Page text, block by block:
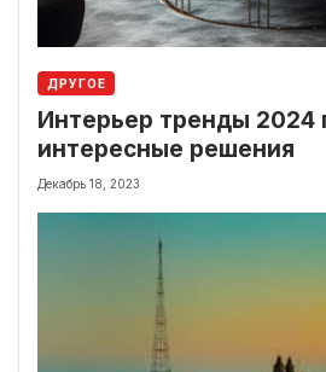
ДРУГОЕ
Интерьер тренды 2024
интересные решения
Декабрь 18, 2023